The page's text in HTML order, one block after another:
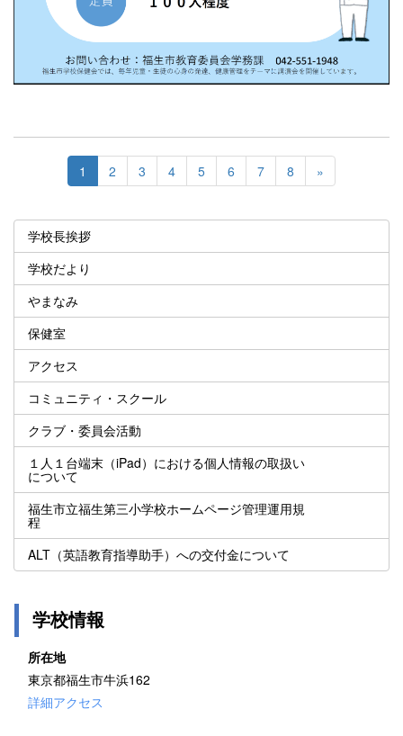
1 2 3 4 5 6 7 8 »
学校長挨拶
学校だより
やまなみ
保健室
アクセス
コミュニティ・スクール
クラブ・委員会活動
１人１台端末（iPad）における個人情報の取扱い
について
福生市立福生第三小学校ホームページ管理運用規
程
ALT（英語教育指導助手）への交付金について
学校情報
所在地
東京都福生市牛浜162
詳細アクセス